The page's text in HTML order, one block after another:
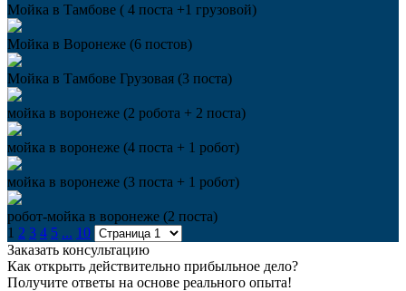
Мойка в Тамбове ( 4 поста +1 грузовой)
Мойка в Воронеже (6 постов)
Мойка в Тамбове Грузовая (3 поста)
мойка в воронеже (2 робота + 2 поста)
мойка в воронеже (4 поста + 1 робот)
мойка в воронеже (3 поста + 1 робот)
робот-мойка в воронеже (2 поста)
1 2 3 4 5 ... 10
Заказать консультацию
Как открыть действительно прибыльное дело?
Получите ответы на основе реального опыта!